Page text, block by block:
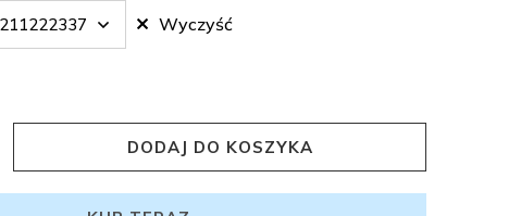
Wyczyść
DODAJ DO KOSZYKA